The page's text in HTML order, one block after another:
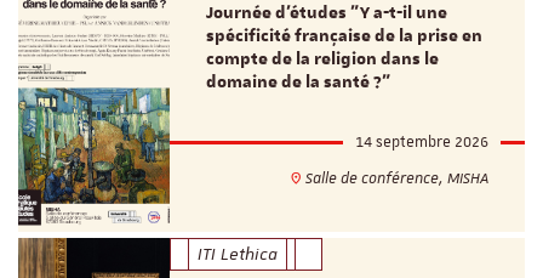
Journée d’études "Y a-t-il une
spécificité française de la prise en
compte de la religion dans le
domaine de la santé ?"
14 septembre 2026
Salle de conférence, MISHA
ITI Lethica